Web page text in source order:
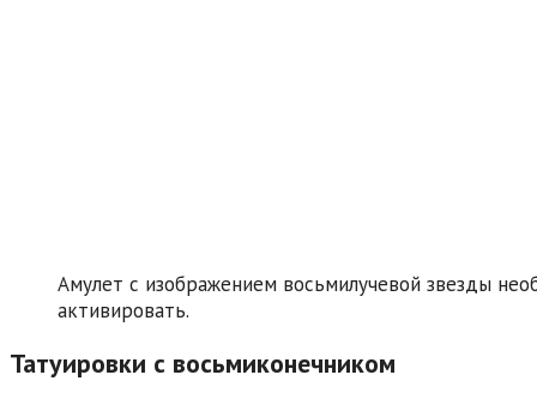
Амулет с изображением восьмилучевой звезды
активировать.
Татуировки с восьмиконечником